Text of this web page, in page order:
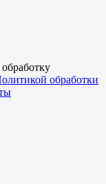
обработки